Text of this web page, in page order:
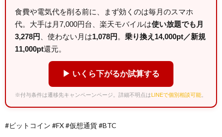
食費や電気代を削る前に、まず効くのは毎月のスマホ
代。大手は月7,000円台、楽天モバイルは使い放題でも月
3,278円
、使わない月は1,078円 。 乗り換え14,000pt／新規
11,000pt還元。
▶ いくら下がるか試算する
※付与条件は遷移先キャンペーンページ。詳細不明点はLINEで個別相談可能
#ビットコイン #FX #仮想通貨 #BTC